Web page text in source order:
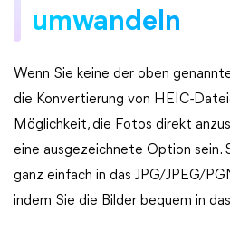
umwandeln
Wenn Sie keine der oben
die Konvertierung von HEIC-
Möglichkeit, die Fotos direkt
eine ausgezeichnete Option sein.
ganz einfach in das JPG/JPEG/
indem Sie die Bilder bequem in